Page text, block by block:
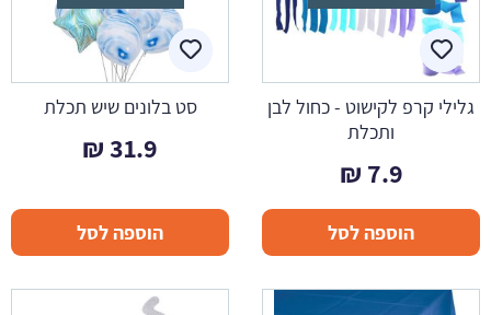
גלילי קרפ לקישוט - כחול לבן
ותכלת
7.9
₪
הוספה לסל
סט בלונים שיש תכלת
31.9
₪
הוספה לסל